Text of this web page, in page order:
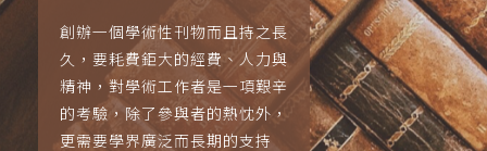
創辦一個學術性刊物而且持之長
久，要耗費鉅大的經費、人力與
精神，對學術工作者是一項艱辛
的考驗，除了參與者的熱忱外，
更需要學界廣泛而長期的支持